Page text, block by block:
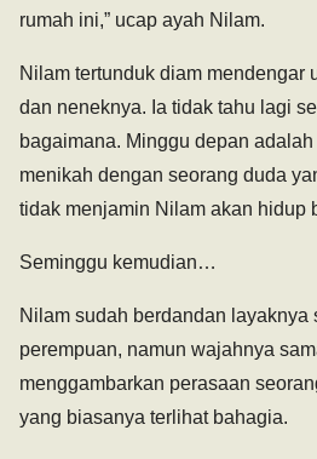
rumah ini,” ucap ayah Nilam.
Nilam tertunduk diam mendengar
dan neneknya. Ia tidak tahu lagi
bagaimana. Minggu depan
menikah dengan seorang duda
tidak menjamin Nilam akan hidup
Seminggu kemudian…
Nilam sudah berdandan layaknya
perempuan, namun wajahnya
menggambarkan perasaan
yang biasanya terlihat bahagia.